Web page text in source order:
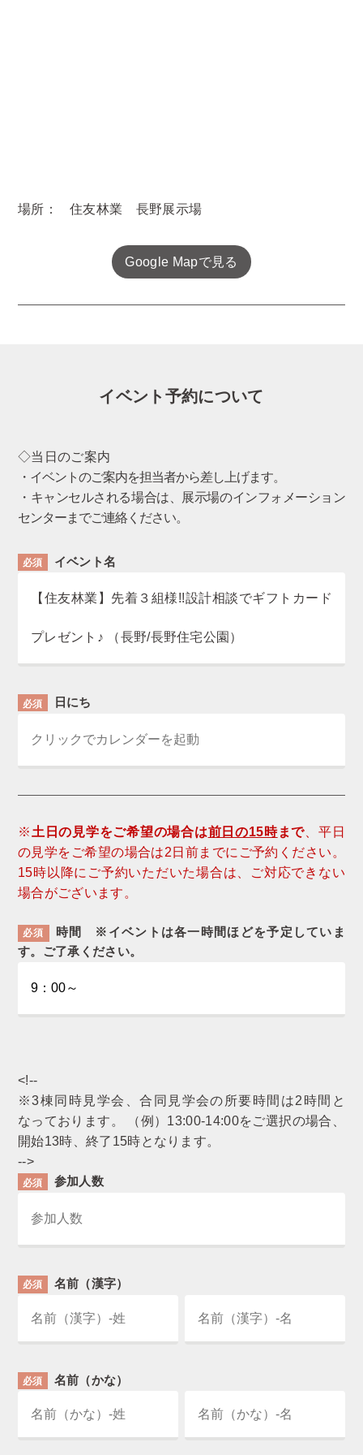
場所： 住友林業 長野展示場
Google Mapで見る
イベント予約について
◇当日のご案内
・イベントのご案内を担当者から差し上げます。
・キャンセルされる場合は、展示場のインフォメーション
センターまでご連絡ください。
必須 イベント名
【住友林業】先着３組様!!設計相談でギフトカード
プレゼント♪ （長野/長野住宅公園）
必須 日にち
※ 土日の見学をご希望の場合は前日の15時まで 、平日
の見学をご希望の場合は2日前までにご予約ください。
15時以降にご予約いただいた場合は、ご対応できない
場合がございます。
必須
時間 ※イベントは各一時間ほどを予定していま
す。ご了承ください。
<!--
※3棟同時見学会、合同見学会の所要時間は2時間と
なっております。 （例）13:00-14:00をご選択の場合、
開始13時、終了15時となります。
-->
必須 参加人数
必須 名前（漢字）
必須 名前（かな）